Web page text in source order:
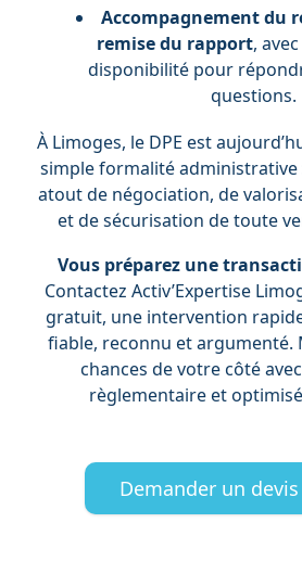
Accompagnement du
remise du rapport,
disponibilité pour
questions.
À Limoges, le DPE est
simple formalité administrative
atout de négociation, de
et de sécurisation de toute
Vous préparez une
Contactez Activ’Expertise
gratuit, une intervention
fiable, reconnu et argumenté.
chances de votre côté
règlementaire et
Demander un